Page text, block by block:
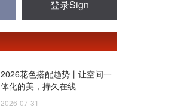
登录Sign
2026花色搭配趋势丨让空间一
体化的美，持久在线
2026-07-31